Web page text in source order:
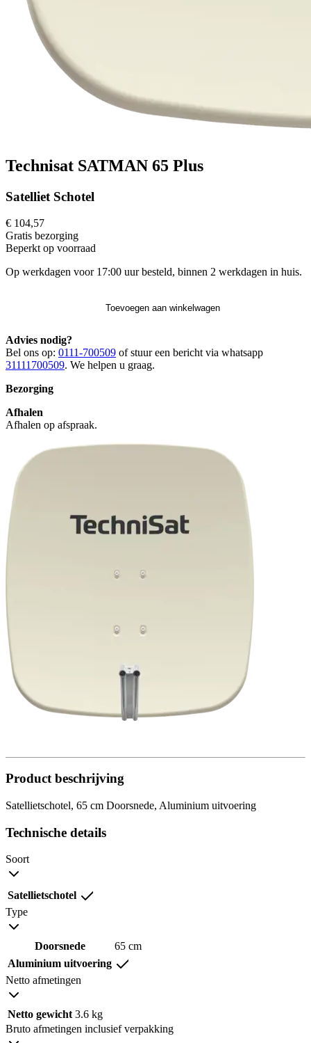
Technisat SATMAN 65 Plus
Satelliet Schotel
€ 104,57
Gratis bezorging
Beperkt op voorraad
Op werkdagen voor 17:00 uur besteld, binnen 2 werkdagen in huis.
Toevoegen aan winkelwagen
Advies nodig?
Bel ons op: 0111-700509 of stuur een bericht via whatsapp
31111700509. We helpen u graag.
Bezorging
Afhalen
Afhalen op afspraak.
Product beschrijving
Satellietschotel, 65 cm Doorsnede, Aluminium uitvoering
Technische details
Soort
Satellietschotel
Type
Doorsnede
65 cm
Aluminium uitvoering
Netto afmetingen
Netto gewicht 3.6 kg
Bruto afmetingen inclusief verpakking